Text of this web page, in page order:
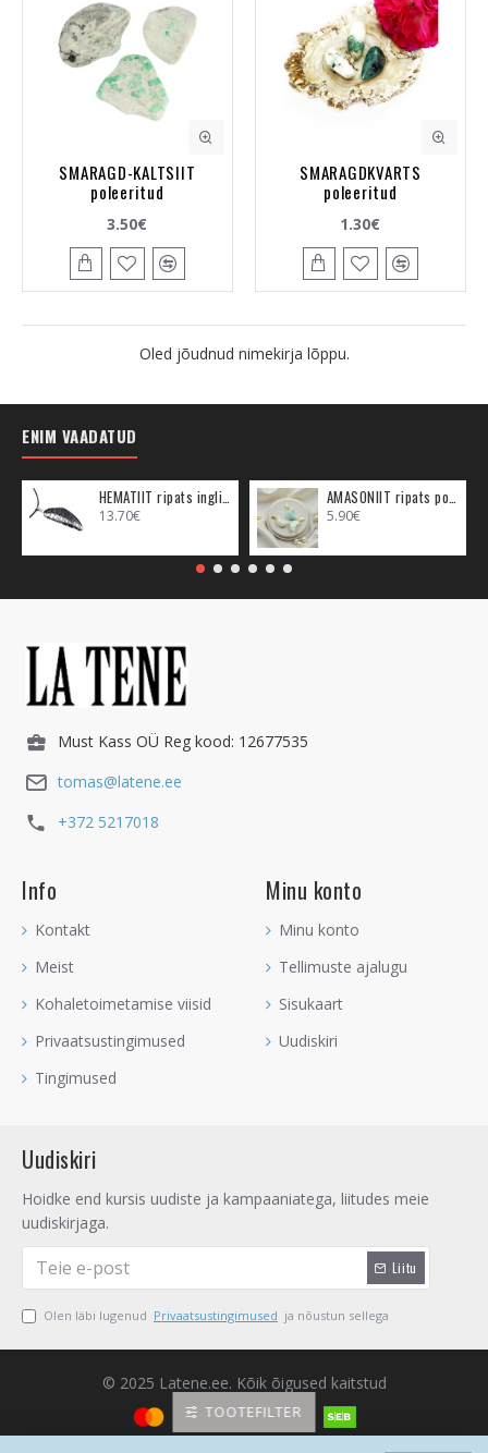
SMARAGD-KALTSIIT
poleeritud
3.50€
SMARAGDKVARTS
poleeritud
1.30€
Oled jõudnud nimekirja lõppu.
ENIM VAADATUD
13.70€ 5.90€
Must Kass OÜ Reg kood: 12677535
tomas@latene.ee
+372 5217018
Info
Kontakt
Meist
Kohaletoimetamise viisid
Privaatsustingimused
Tingimused
Minu konto
Minu konto
Tellimuste ajalugu
Sisukaart
Uudiskiri
Uudiskiri
Hoidke end kursis uudiste ja kampaaniatega, liitudes meie
uudiskirjaga.
Liitu
Olen läbi lugenud Privaatsustingimused ja nõustun sellega
© 2025 Latene.ee. Kõik õigused kaitstud
TOOTEFILTER